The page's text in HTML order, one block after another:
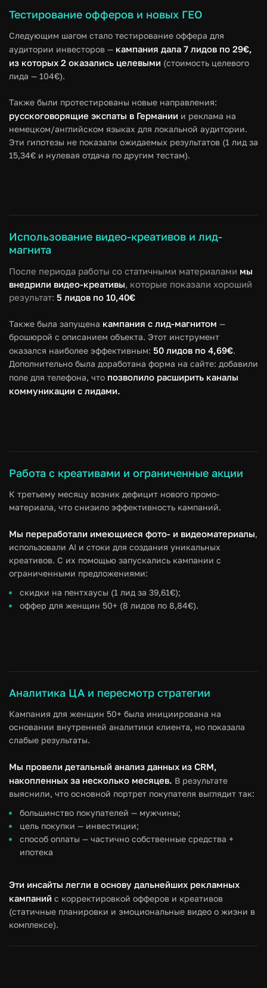
Тестирование офферов и новых ГЕО
Следующим шагом стало тестирование оффера для
аудитории инвесторов — кампания дала 7 лидов по 29€,
из которых 2 оказались целевыми (стоимость целевого
лида — 104€).
Также были протестированы новые направления:
русскоговорящие экспаты в Германии и реклама на
немецком/английском языках для локальной аудитории.
Эти гипотезы не показали ожидаемых результатов (1 лид за
15,34€ и нулевая отдача по другим тестам).
Использование видео-креативов и лид-
магнита
После периода работы со статичными материалами мы
внедрили видео-креативы, которые показали хороший
результат: 5 лидов по 10,40€
Также была запущена кампания с лид-магнитом —
брошюрой с описанием объекта. Этот инструмент
оказался наиболее эффективным: 50 лидов по 4,69€.
Дополнительно была доработана форма на сайте: добавили
поле для телефона, что позволило расширить каналы
коммуникации с лидами.
Работа с креативами и ограниченные акции
К третьему месяцу возник дефицит нового промо-
материала, что снизило эффективность кампаний.
Мы переработали имеющиеся фото- и видеоматериалы,
использовали AI и стоки для создания уникальных
креативов. С их помощью запускались кампании с
ограниченными предложениями:
скидки на пентхаусы (1 лид за 39,61€);
оффер для женщин 50+ (8 лидов по 8,84€).
Аналитика ЦА и пересмотр стратегии
Кампания для женщин 50+ была инициирована на
основании внутренней аналитики клиента, но показала
слабые результаты.
Мы провели детальный анализ данных из CRM,
накопленных за несколько месяцев. В результате
выяснили, что основной портрет покупателя выглядит так:
большинство покупателей — мужчины;
цель покупки — инвестиции;
способ оплаты — частично собственные средства +
ипотека
Эти инсайты легли в основу дальнейших рекламных
кампаний с корректировкой офферов и креативов
(статичные планировки и эмоциональные видео о жизни в
комплексе).